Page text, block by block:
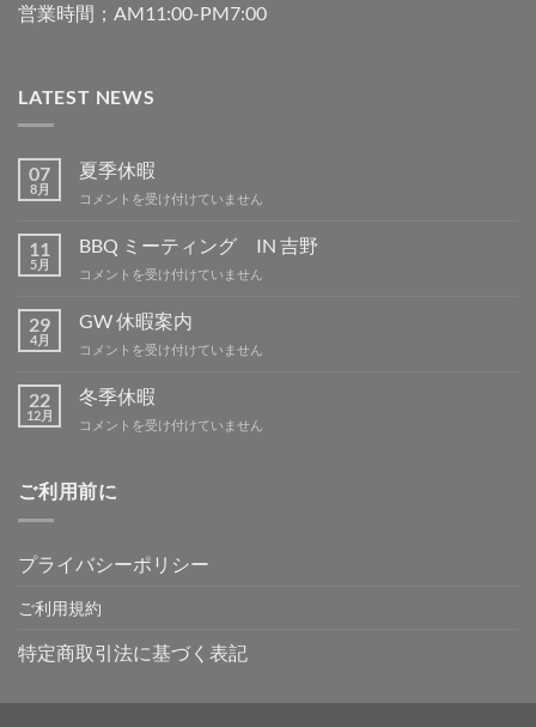
営業時間；AM11:00-PM7:00
LATEST NEWS
07
8月
夏季休暇
夏
休
は
コメントを受け付けていません
11
5月
BBQ ミーティング IN 吉野
BBQ
ー
ィ
グ
吉
コメントを受け付けていません
29
4月
GW 休暇案内
GW
暇
案
内
コメントを受け付けていません
22
12月
冬季休暇
冬
暇
は
コメントを受け付けていません
ご利用前に
プライバシーポリシー
ご利用規約
特定商取引法に基づく表記